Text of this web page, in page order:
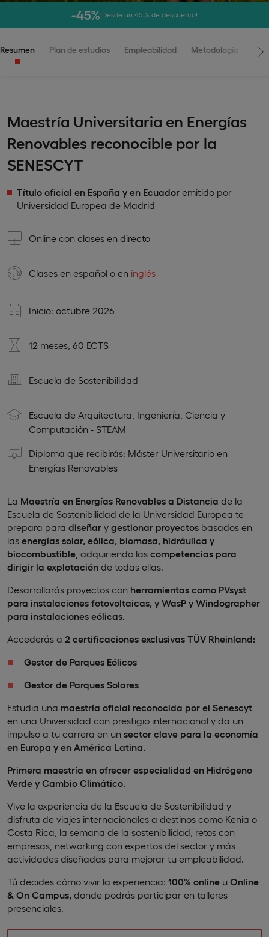
-45%¡Desde un 45 % de descuento!
Resumen Plan de estudios Empleabilidad Metodología
Maestría Universitaria en Energías
Renovables reconocible por la
SENESCYT
Título oficial en España y en Ecuador emitido por
Universidad Europea de Madrid
Online con clases en directo
Clases en español o en inglés
Inicio: octubre 2026
12 meses, 60 ECTS
Escuela de Sostenibilidad
Escuela de Arquitectura, Ingeniería, Ciencia y
Computación - STEAM
Diploma que recibirás: Máster Universitario en
Energías Renovables
La Maestría en Energías Renovables a Distancia de la
Escuela de Sostenibilidad de la Universidad Europea te
prepara para diseñar y gestionar proyectos basados en
las energías solar, eólica, biomasa, hidráulica y
biocombustible , adquiriendo las competencias para
dirigir la explotación de todas ellas.
Desarrollarás proyectos con herramientas como PVsyst
para instalaciones fotovoltaicas, y WasP y Windographer
para instalaciones eólicas.
Accederás a 2 certificaciones exclusivas TÜV Rheinland:
Gestor de Parques Eólicos
Gestor de Parques Solares
Estudia una maestría oficial reconocida por el Senescyt
en una Universidad con prestigio internacional y da un
impulso a tu carrera en un sector clave para la economía
en Europa y en América Latina.
Primera maestría en ofrecer especialidad en Hidrógeno
Verde y Cambio Climático.
Vive la experiencia de la Escuela de Sostenibilidad y
disfruta de viajes internacionales a destinos como Kenia o
Costa Rica, la semana de la sostenibilidad, retos con
empresas, networking con expertos del sector y más
actividades diseñadas para mejorar tu empleabilidad.
Tú decides cómo vivir la experiencia: 100% online u Online
& On Campus, donde podrás participar en talleres
presenciales.